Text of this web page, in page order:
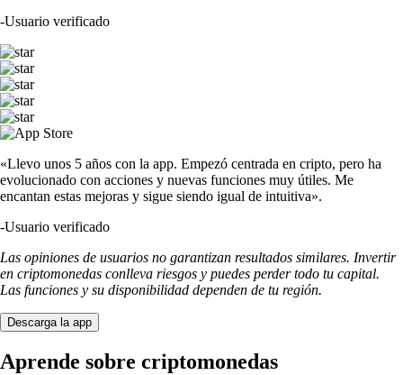
-Usuario verificado
«Llevo unos 5 años con la app. Empezó centrada en cripto, pero ha
evolucionado con acciones y nuevas funciones muy útiles. Me
encantan estas mejoras y sigue siendo igual de intuitiva».
-Usuario verificado
Las opiniones de usuarios no garantizan resultados similares. Invertir
en criptomonedas conlleva riesgos y puedes perder todo tu capital.
Las funciones y su disponibilidad dependen de tu región.
Descarga la app
Aprende sobre criptomonedas